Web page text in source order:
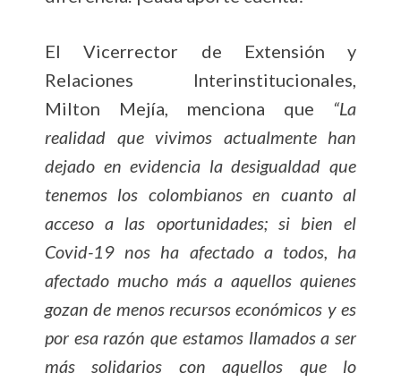
El Vicerrector de Extensión y
Relaciones Interinstitucionales,
Milton Mejía, menciona que “La
realidad que vivimos actualmente han
dejado en evidencia la desigualdad que
tenemos los colombianos en cuanto al
acceso a las oportunidades; si bien el
Covid-19 nos ha afectado a todos, ha
afectado mucho más a aquellos quienes
gozan de menos recursos económicos y es
por esa razón que estamos llamados a ser
más solidarios con aquellos que lo